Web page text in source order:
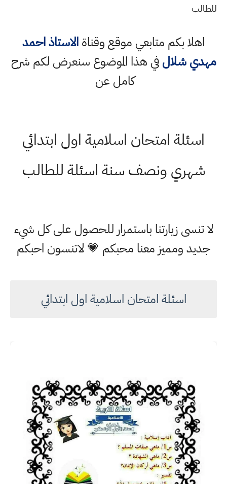
للطالب
اهلا بكم متابعي موقع وقناةالاستاذ احمد
مهدي شلالفي هذا الموضوع سنعرض لكم شرح
كامل عن
اسئلة امتحان اسلامية اول ابتدائي
شهري ونصف سنة اسئلة للطالب
لا تنسى زيارتنا باستمرار للحصول على كل شيء
جديد ومميز معنا محبكم 💗 لاتنسون احبكم
اسئلة امتحان اسلامية اول ابتدائي